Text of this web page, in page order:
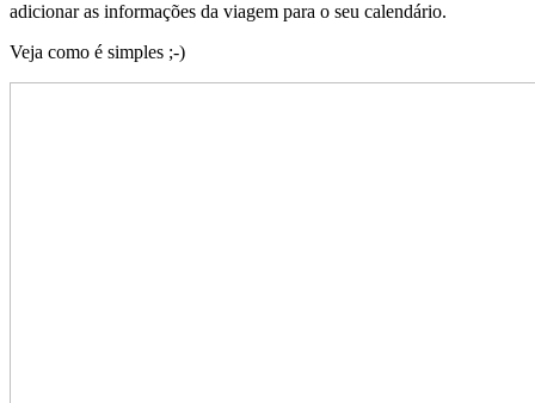
adicionar as informações da viagem para o seu calendário.
Veja como é simples ;-)